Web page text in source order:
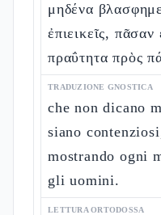
μηδένα
ἐπιεικεῖς, πᾶσαν
πραΰτητα πρὸς
TRADUZIONE GNOSTICA
che non dicano
siano
mostrando ogni
gli uomini.
LETTURA ORTODOSSA